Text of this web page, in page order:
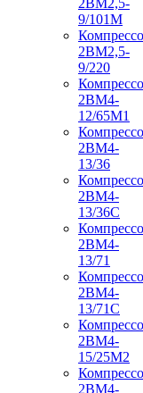
2ВМ2,5-
9/101М
2ВМ2,5-
9/220
2ВМ4-
12/65М1
2ВМ4-
13/36
2ВМ4-
13/36С
2ВМ4-
13/71
2ВМ4-
13/71С
2ВМ4-
15/25М2
2ВМ4-